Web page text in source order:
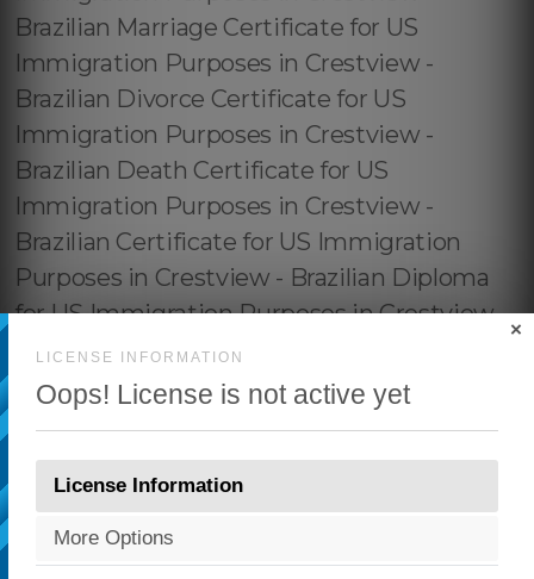
LICENSE INFORMATION
Oops! License is not active yet
×
License Information
More Options